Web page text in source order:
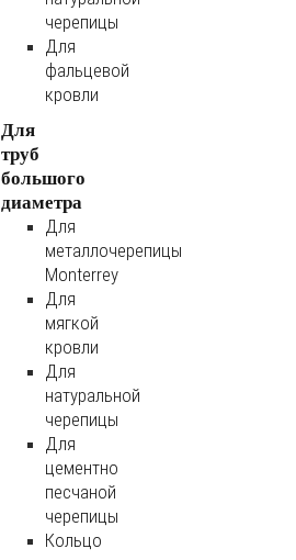
черепицы
Для
фальцевой
кровли
Для
труб
большого
диаметра
Для
металлочерепицы
Monterrey
Для
мягкой
кровли
Для
натуральной
черепицы
Для
цементно
песчаной
черепицы
Кольцо